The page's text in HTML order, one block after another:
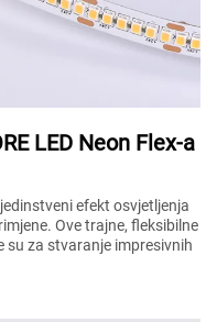
LED Neon Flex-a
efekt osvjetljenja
Ove trajne, fleksibilne
su za stvaranje impresivnih